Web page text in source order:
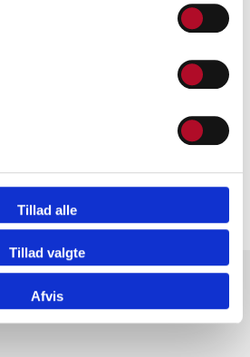
Tillad alle
Tillad valgte
Afvis